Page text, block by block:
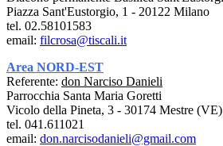
Piazza Sant'Eustorgio, 1 - 20122 Milano
tel. 02.58101583
email: filcrosa@tiscali.it
Area NORD-EST
Referente: don Narciso Danieli
Parrocchia Santa Maria Goretti
Vicolo della Pineta, 3 - 30174 Mestre (VE)
tel. 041.611021
email: don.narcisodanieli@gmail.com